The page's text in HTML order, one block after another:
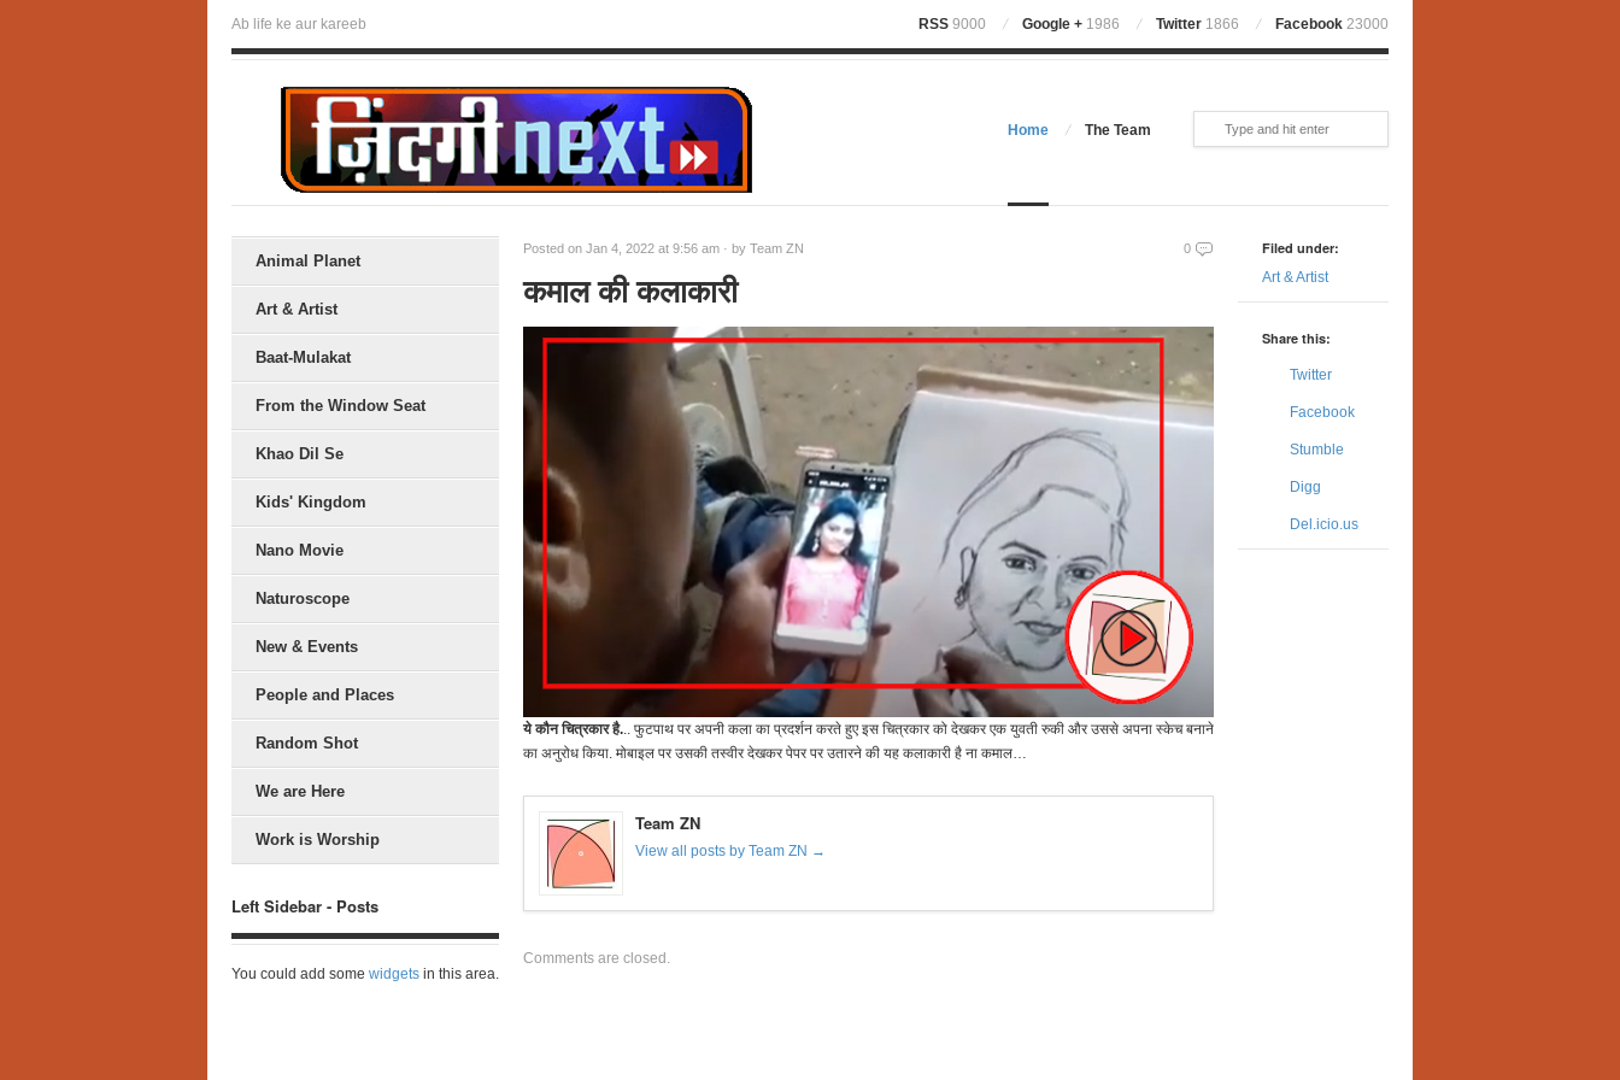
Ab life ke aur kareeb RSS 9000 Google + 1986 Twitter 1866 Facebook 23000
Home The Team
Animal Planet
Art & Artist
Baat-Mulakat
From the Window Seat
Khao Dil Se
Kids' Kingdom
Nano Movie
Naturoscope
New & Events
People and Places
Random Shot
We are Here
Work is Worship
Left Sidebar - Posts
You could add some widgets in this area.
Posted on Jan 4, 2022 at 9:56 am · by Team ZN 0
कमाल की कलाकारी
ये कौन चित्रकार है... फुटपाथ पर अपनी कला का प्रदर्शन करते हुए इस चित्रकार को देखकर एक युवती रुकी और उससे अपना स्केच बनाने
का अनुरोध किया. मोबाइल पर उसकी तस्वीर देखकर पेपर पर उतारने की यह कलाकारी है ना कमाल…
Team ZN
View all posts by Team ZN →
Comments are closed.
Filed under:
Art & Artist
Share this:
Twitter
Facebook
Stumble
Digg
Del.icio.us